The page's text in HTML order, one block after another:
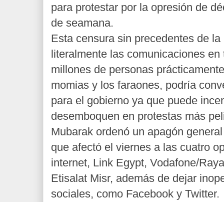
para protestar por la opresión de
de seamana.
Esta censura sin precedentes de
literalmente las comunicaciones
millones de personas
momias y los faraones, podría
para el gobierno ya que puede
desemboquen en protestas más
Mubarak ordenó un apagón
que afectó el viernes a las cuatro
internet, Link Egypt, Vodafone/
Etisalat Misr, además de dejar
sociales, como Facebook y Twitter.